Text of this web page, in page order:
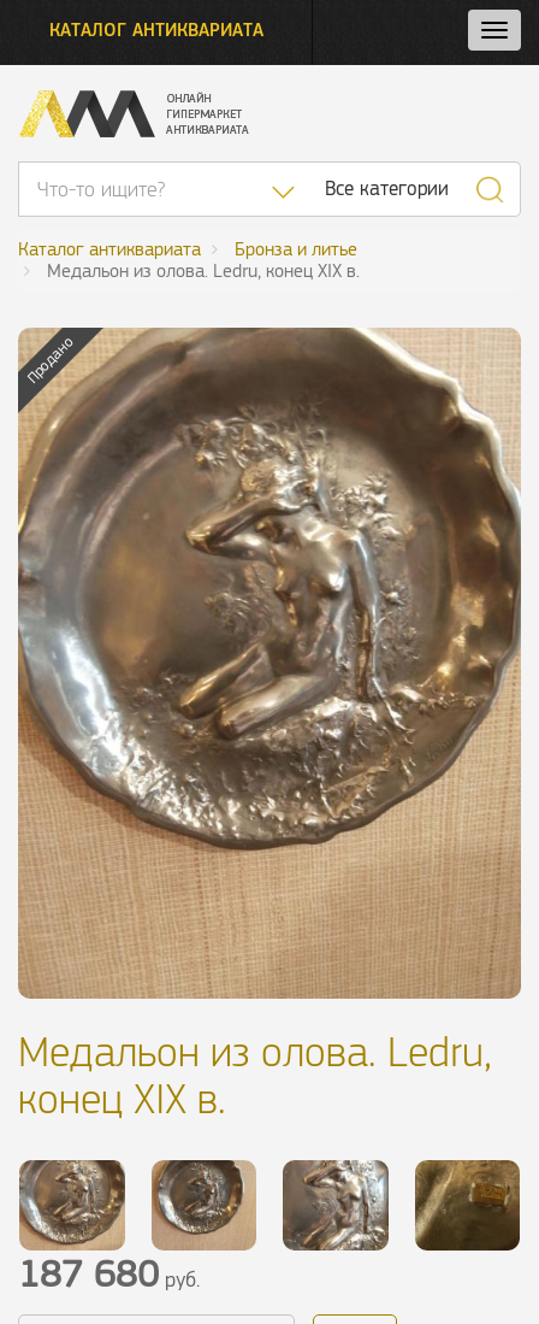
и
КАТАЛОГ АНТИКВАРИАТА
Список
Все категории
Каталог антиквариата
Бронза и литье
Медальон из олова. Ledru, конец XIX в.
Продано
Медальон из олова. Ledru,
конец XIX в.
187 680 руб.